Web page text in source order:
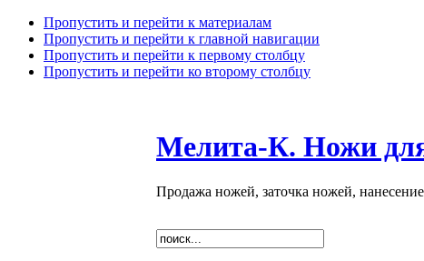
Пропустить и перейти к материалам
Пропустить и перейти к главной навигации
Пропустить и перейти к первому столбцу
Пропустить и перейти ко второму столбцу
Мелита-К. Ножи
Продажа ножей, заточка ножей,